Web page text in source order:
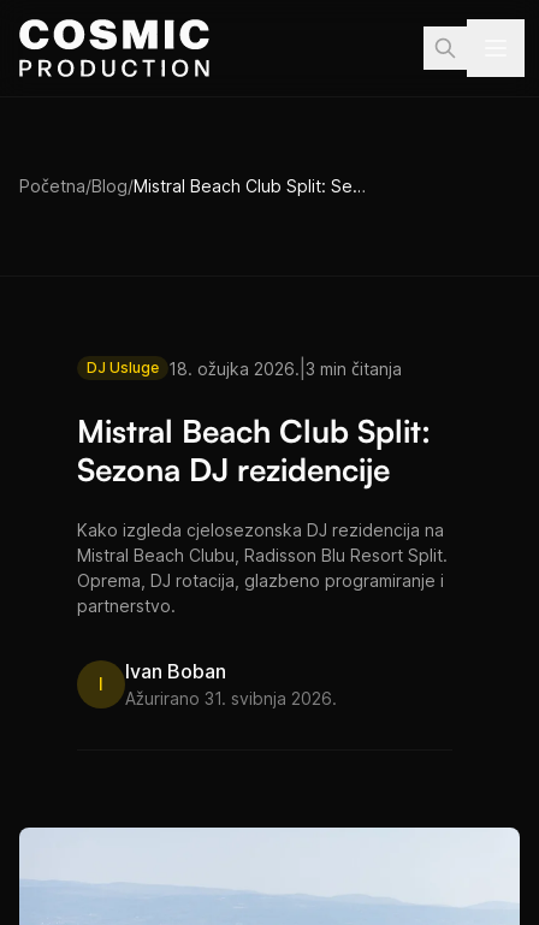
Preskoči na sadržaj
Početna/Blog/ Mistral Beach Club Split: Sezona DJ rezidencije
DJ Usluge 18. ožujka 2026. 3 min čitanja
Mistral Beach Club Split:
Sezona DJ rezidencije
Kako izgleda cjelosezonska DJ rezidencija na
Mistral Beach Clubu, Radisson Blu Resort Split.
Oprema, DJ rotacija, glazbeno programiranje i
partnerstvo.
I
Ivan Boban
Ažurirano 31. svibnja 2026.